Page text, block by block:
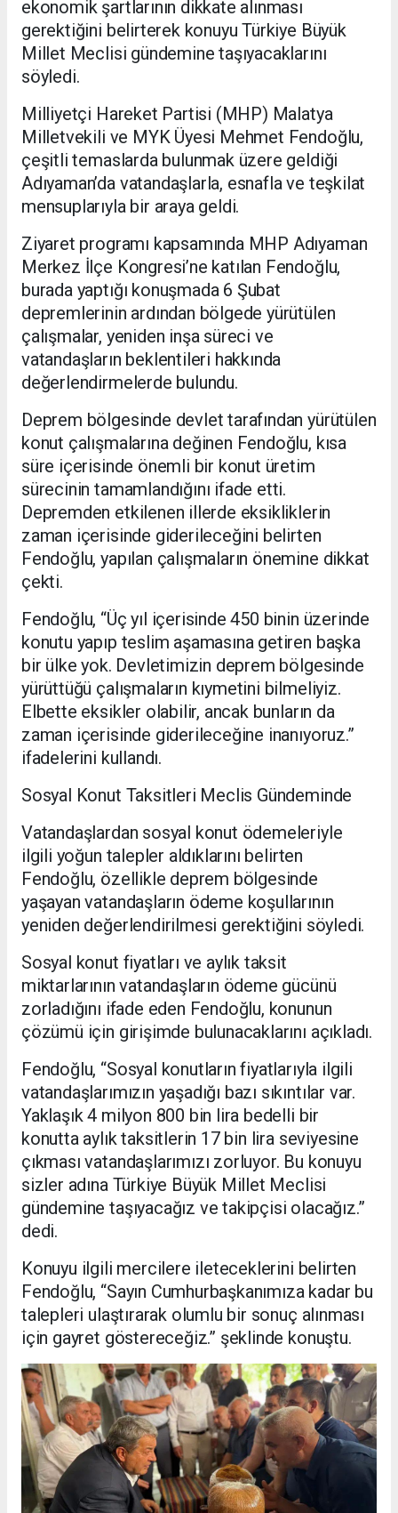
ekonomik şartlarının dikkate alınması
gerektiğini belirterek konuyu Türkiye Büyük
Millet Meclisi gündemine taşıyacaklarını
söyledi.
Milliyetçi Hareket Partisi (MHP) Malatya
Milletvekili ve MYK Üyesi Mehmet Fendoğlu,
çeşitli temaslarda bulunmak üzere geldiği
Adıyaman’da vatandaşlarla, esnafla ve teşkilat
mensuplarıyla bir araya geldi.
Ziyaret programı kapsamında MHP Adıyaman
Merkez İlçe Kongresi’ne katılan Fendoğlu,
burada yaptığı konuşmada 6 Şubat
depremlerinin ardından bölgede yürütülen
çalışmalar, yeniden inşa süreci ve
vatandaşların beklentileri hakkında
değerlendirmelerde bulundu.
Deprem bölgesinde devlet tarafından yürütülen
konut çalışmalarına değinen Fendoğlu, kısa
süre içerisinde önemli bir konut üretim
sürecinin tamamlandığını ifade etti.
Depremden etkilenen illerde eksikliklerin
zaman içerisinde giderileceğini belirten
Fendoğlu, yapılan çalışmaların önemine dikkat
çekti.
Fendoğlu, “Üç yıl içerisinde 450 binin üzerinde
konutu yapıp teslim aşamasına getiren başka
bir ülke yok. Devletimizin deprem bölgesinde
yürüttüğü çalışmaların kıymetini bilmeliyiz.
Elbette eksikler olabilir, ancak bunların da
zaman içerisinde giderileceğine inanıyoruz.”
ifadelerini kullandı.
Sosyal Konut Taksitleri Meclis Gündeminde
Vatandaşlardan sosyal konut ödemeleriyle
ilgili yoğun talepler aldıklarını belirten
Fendoğlu, özellikle deprem bölgesinde
yaşayan vatandaşların ödeme koşullarının
yeniden değerlendirilmesi gerektiğini söyledi.
Sosyal konut fiyatları ve aylık taksit
miktarlarının vatandaşların ödeme gücünü
zorladığını ifade eden Fendoğlu, konunun
çözümü için girişimde bulunacaklarını açıkladı.
Fendoğlu, “Sosyal konutların fiyatlarıyla ilgili
vatandaşlarımızın yaşadığı bazı sıkıntılar var.
Yaklaşık 4 milyon 800 bin lira bedelli bir
konutta aylık taksitlerin 17 bin lira seviyesine
çıkması vatandaşlarımızı zorluyor. Bu konuyu
sizler adına Türkiye Büyük Millet Meclisi
gündemine taşıyacağız ve takipçisi olacağız.”
dedi.
Konuyu ilgili mercilere ileteceklerini belirten
Fendoğlu, “Sayın Cumhurbaşkanımıza kadar bu
talepleri ulaştırarak olumlu bir sonuç alınması
için gayret göstereceğiz.” şeklinde konuştu.